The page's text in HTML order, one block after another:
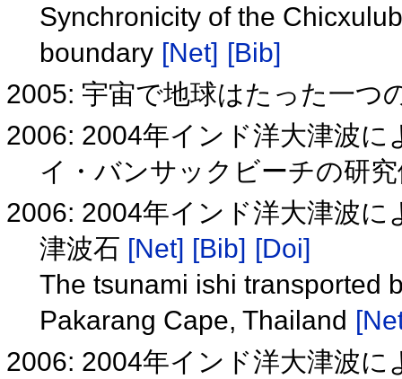
Synchronicity of the
boundary [Net] [Bib]
2005: 宇宙で地球はたった一つ
2006: 2004年インド洋大津波
イ・バンサックビーチの研
2006: 2004年インド洋大津波
津波石 [Net] [Bib] [Doi]
The tsunami ishi transported
Pakarang Cape, Thailand
2006: 2004年インド洋大津波